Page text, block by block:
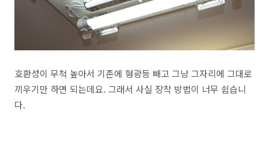
호환성이 무척 높아서 기존에 형광등 빼고 그냥 그자리에 그대로
끼우기만 하면 되는데요. 그래서 사실 장착 방법이 너무 쉽습니
다.